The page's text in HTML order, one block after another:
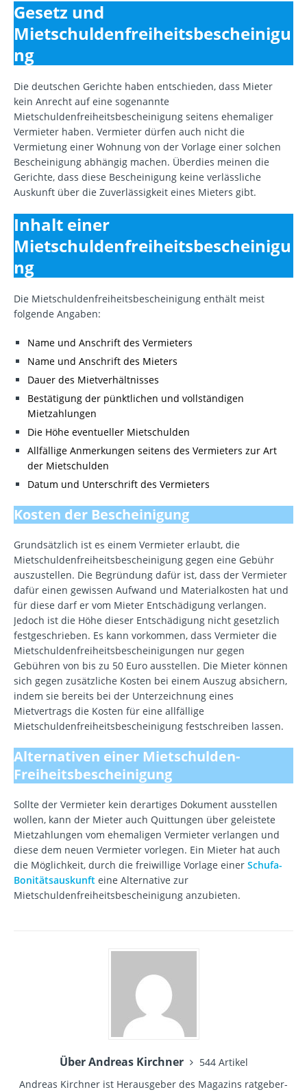
Gesetz und
Mietschuldenfreiheitsbescheinigu
ng
Die deutschen Gerichte haben entschieden, dass Mieter
kein Anrecht auf eine sogenannte
Mietschuldenfreiheitsbescheinigung seitens ehemaliger
Vermieter haben. Vermieter dürfen auch nicht die
Vermietung einer Wohnung von der Vorlage einer solchen
Bescheinigung abhängig machen. Überdies meinen die
Gerichte, dass diese Bescheinigung keine verlässliche
Auskunft über die Zuverlässigkeit eines Mieters gibt.
Inhalt einer
Mietschuldenfreiheitsbescheinigu
ng
Die Mietschuldenfreiheitsbescheinigung enthält meist
folgende Angaben:
Name und Anschrift des Vermieters
Name und Anschrift des Mieters
Dauer des Mietverhältnisses
Bestätigung der pünktlichen und vollständigen
Mietzahlungen
Die Höhe eventueller Mietschulden
Allfällige Anmerkungen seitens des Vermieters zur Art
der Mietschulden
Datum und Unterschrift des Vermieters
Kosten der Bescheinigung
Grundsätzlich ist es einem Vermieter erlaubt, die
Mietschuldenfreiheitsbescheinigung gegen eine Gebühr
auszustellen. Die Begründung dafür ist, dass der Vermieter
dafür einen gewissen Aufwand und Materialkosten hat und
für diese darf er vom Mieter Entschädigung verlangen.
Jedoch ist die Höhe dieser Entschädigung nicht gesetzlich
festgeschrieben. Es kann vorkommen, dass Vermieter die
Mietschuldenfreiheitsbescheinigungen nur gegen
Gebühren von bis zu 50 Euro ausstellen. Die Mieter können
sich gegen zusätzliche Kosten bei einem Auszug absichern,
indem sie bereits bei der Unterzeichnung eines
Mietvertrags die Kosten für eine allfällige
Mietschuldenfreiheitsbescheinigung festschreiben lassen.
Alternativen einer Mietschulden-
Freiheitsbescheinigung
Sollte der Vermieter kein derartiges Dokument ausstellen
wollen, kann der Mieter auch Quittungen über geleistete
Mietzahlungen vom ehemaligen Vermieter verlangen und
diese dem neuen Vermieter vorlegen. Ein Mieter hat auch
die Möglichkeit, durch die freiwillige Vorlage einer Schufa-
Bonitätsauskunft eine Alternative zur
Mietschuldenfreiheitsbescheinigung anzubieten.
Über Andreas Kirchner
544 Artikel
Andreas Kirchner ist Herausgeber des Magazins ratgeber-